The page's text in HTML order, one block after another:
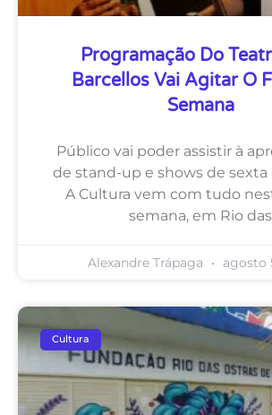
Programação Do
Barcellos Vai Agitar O
Semana
Público vai poder assistir à
de stand-up e shows de
A Cultura vem com tudo
semana, em Rio das
Alexandre Trápaga agosto
Cultura